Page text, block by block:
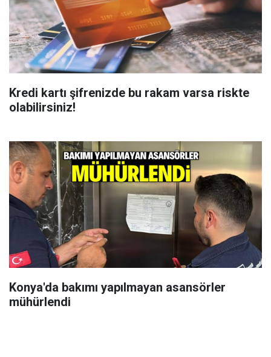
Kredi kartı şifrenizde bu rakam varsa riskte
olabilirsiniz!
Konya'da bakımı yapılmayan asansörler
mühürlendi